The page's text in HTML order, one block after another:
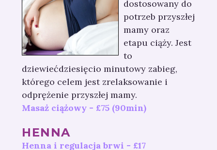
dostosowany do
potrzeb przyszłej
mamy oraz
etapu ciąży. Jest
to
dziewiećdziesięcio minutowy zabieg,
którego celem jest zrelaksowanie i
odprężenie przyszłej mamy.
Masaż ciążowy - £75 (90min)
HENNA
Henna i regulacja brwi - £17